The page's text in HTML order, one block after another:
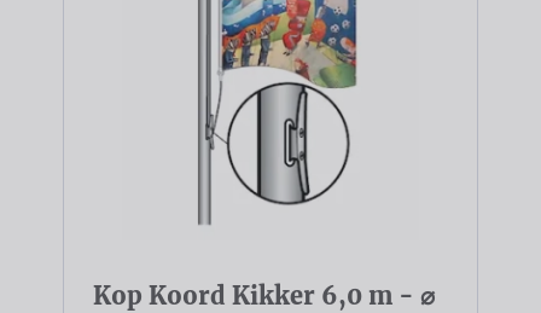
Kop Koord Kikker 6,0 m - ⌀